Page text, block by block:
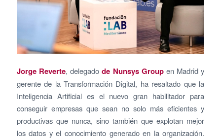
Jorge Reverte, delegadode Nunsys Groupen Madrid y
gerente de la Transformación Digital, ha resaltado que la
Inteligencia Artificial es el nuevo gran habilitador para
conseguir empresas que sean no solo más eficientes y
productivas que nunca, sino también que explotan mejor
los datos y el conocimiento generado en la organización.